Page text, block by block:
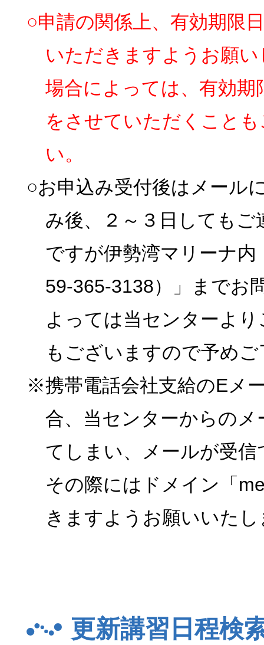
○申請の関係上、有効期限
いただきますようお願
場合によっては、有効
をさせていただくこと
い。
○お申込み受付後はメール
み後、２～３日しても
ですが伊勢湾マリーナ
59-365-3138）」までお
よっては当センターよ
もございますので予め
※携帯電話会社支給のEメ
合、当センターからの
てしまい、メールが受
その際にはドメイン「
きますようお願いいた
更新講習日程検